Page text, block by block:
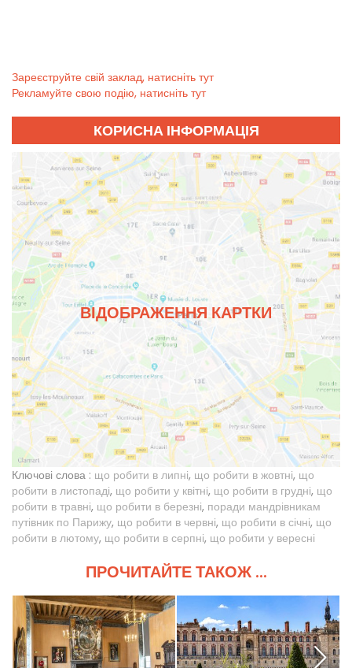
Зареєструйте свій заклад, натисніть тут
Рекламуйте свою подію, натисніть тут
КОРИСНА ІНФОРМАЦІЯ
ВІДОБРАЖЕННЯ КАРТКИ
Ключові слова : що робити в липні, що робити в жовтні, що
робити в листопаді, що робити у квітні, що робити в грудні, що
робити в травні, що робити в березні, поради мандрівникам
путівник по Парижу, що робити в червні, що робити в січні, що
робити в лютому, що робити в серпні, що робити у вересні
ПРОЧИТАЙТЕ ТАКОЖ ...